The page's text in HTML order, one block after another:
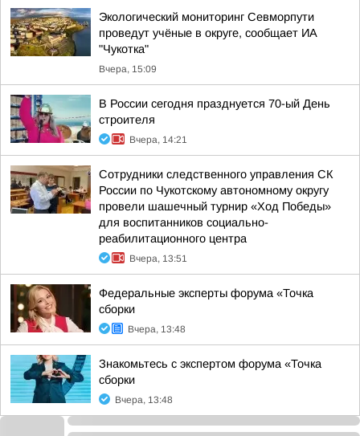
Экологический мониторинг Севморпути
проведут учёные в округе, сообщает ИА
"Чукотка"
Вчера, 15:09
В России сегодня празднуется 70-ый День
строителя
Вчера, 14:21
Сотрудники следственного управления СК
России по Чукотскому автономному округу
провели шашечный турнир «Ход Победы»
для воспитанников социально-
реабилитационного центра
Вчера, 13:51
Федеральные эксперты форума «Точка
сборки
Вчера, 13:48
Знакомьтесь с экспертом форума «Точка
сборки
Вчера, 13:48